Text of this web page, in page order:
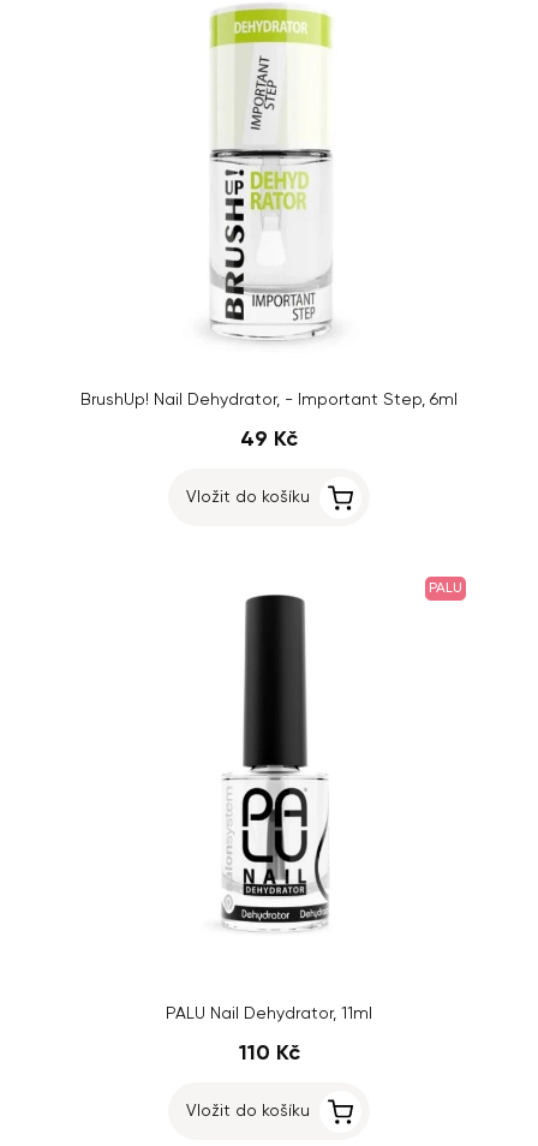
BrushUp! Nail Dehydrator, - Important Step, 6ml
49 Kč
Vložit do košíku
PALU
PALU Nail Dehydrator, 11ml
110 Kč
Vložit do košíku